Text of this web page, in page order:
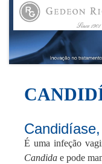
HOME
ÁREAS
É uma infeção
Candida e pode